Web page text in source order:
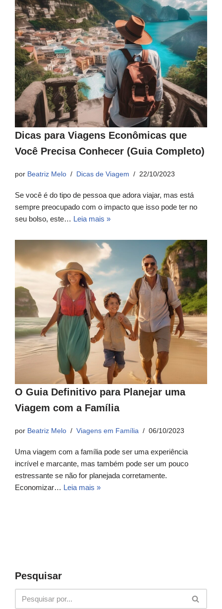
Dicas para Viagens Econômicas que
Você Precisa Conhecer (Guia Completo)
por Beatriz Melo Dicas de Viagem 22/10/2023
Se você é do tipo de pessoa que adora viajar, mas está
sempre preocupado com o impacto que isso pode ter no
seu bolso, este… Leia mais »
O Guia Definitivo para Planejar uma
Viagem com a Família
por Beatriz Melo Viagens em Família 06/10/2023
Uma viagem com a família pode ser uma experiência
incrível e marcante, mas também pode ser um pouco
estressante se não for planejada corretamente.
Economizar… Leia mais »
Pesquisar